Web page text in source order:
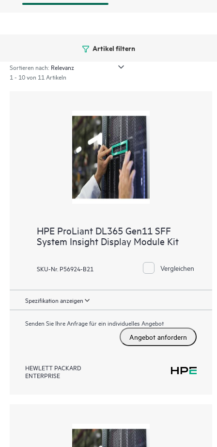
Artikel filtern
Sortieren nach:
1 - 10 von 11 Artikeln
HPE ProLiant DL365 Gen11 SFF
System Insight Display Module Kit
SKU-Nr. P56924-B21 Vergleichen
Spezifikation anzeigen
Senden Sie Ihre Anfrage für ein individuelles Angebot
Angebot anfordern
HEWLETT PACKARD
ENTERPRISE